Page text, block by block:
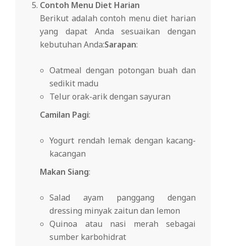
Contoh Menu Diet Harian
Berikut adalah contoh menu diet harian
yang dapat Anda sesuaikan dengan
kebutuhan Anda:Sarapan:
Oatmeal dengan potongan buah dan
sedikit madu
Telur orak-arik dengan sayuran
Camilan Pagi:
Yogurt rendah lemak dengan kacang-
kacangan
Makan Siang:
Salad ayam panggang dengan
dressing minyak zaitun dan lemon
Quinoa atau nasi merah sebagai
sumber karbohidrat